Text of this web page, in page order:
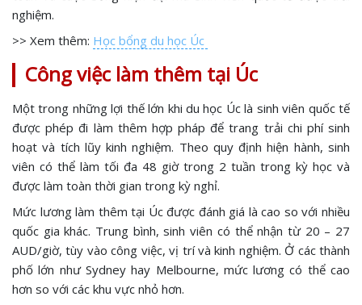
nghiệm.
>> Xem thêm: Học bổng du học Úc
Công việc làm thêm tại Úc
Một trong những lợi thế lớn khi du học Úc là sinh viên quốc tế
được phép đi làm thêm hợp pháp để trang trải chi phí sinh
hoạt và tích lũy kinh nghiệm. Theo quy định hiện hành, sinh
viên có thể làm tối đa 48 giờ trong 2 tuần trong kỳ học và
được làm toàn thời gian trong kỳ nghỉ.
Mức lương làm thêm tại Úc được đánh giá là cao so với nhiều
quốc gia khác. Trung bình, sinh viên có thể nhận từ 20 – 27
AUD/giờ, tùy vào công việc, vị trí và kinh nghiệm. Ở các thành
phố lớn như Sydney hay Melbourne, mức lương có thể cao
hơn so với các khu vực nhỏ hơn.